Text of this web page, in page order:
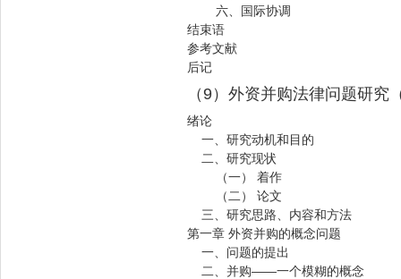
六、国际协调
结束语
参考文献
后记
（9）外资并购法律问题研究
绪论
一、研究动机和目的
二、研究现状
（一） 着作
（二） 论文
三、研究思路、内容和方法
第一章 外资并购的概念问题
一、问题的提出
二、并购——一个模糊的概念